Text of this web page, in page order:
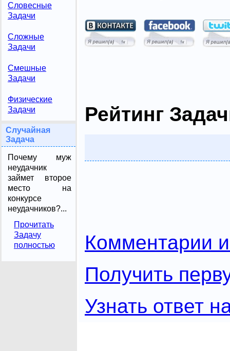
Словесные
Задачи
Сложные
Задачи
Смешные
Задачи
Физические
Задачи
Случайная
Задача
Почему муж
неудачник
займет второе
место на
конкурсе
неудачников?...
Прочитать
Задачу
полностью
Рейтинг
Комментарии
Получить
Узнать ответ